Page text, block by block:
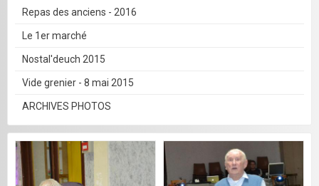
Repas des anciens - 2016
Le 1er marché
Nostal'deuch 2015
Vide grenier - 8 mai 2015
ARCHIVES PHOTOS